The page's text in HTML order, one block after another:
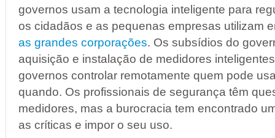
governos usam a tecnologia inteligente para
os cidadãos e as pequenas empresas utilizam
as grandes corporações. Os subsídios do
aquisição e instalação de medidores
governos controlar remotamente quem pode
quando. Os profissionais de segurança têm
medidores, mas a burocracia tem encontrado
as críticas e impor o seu uso.